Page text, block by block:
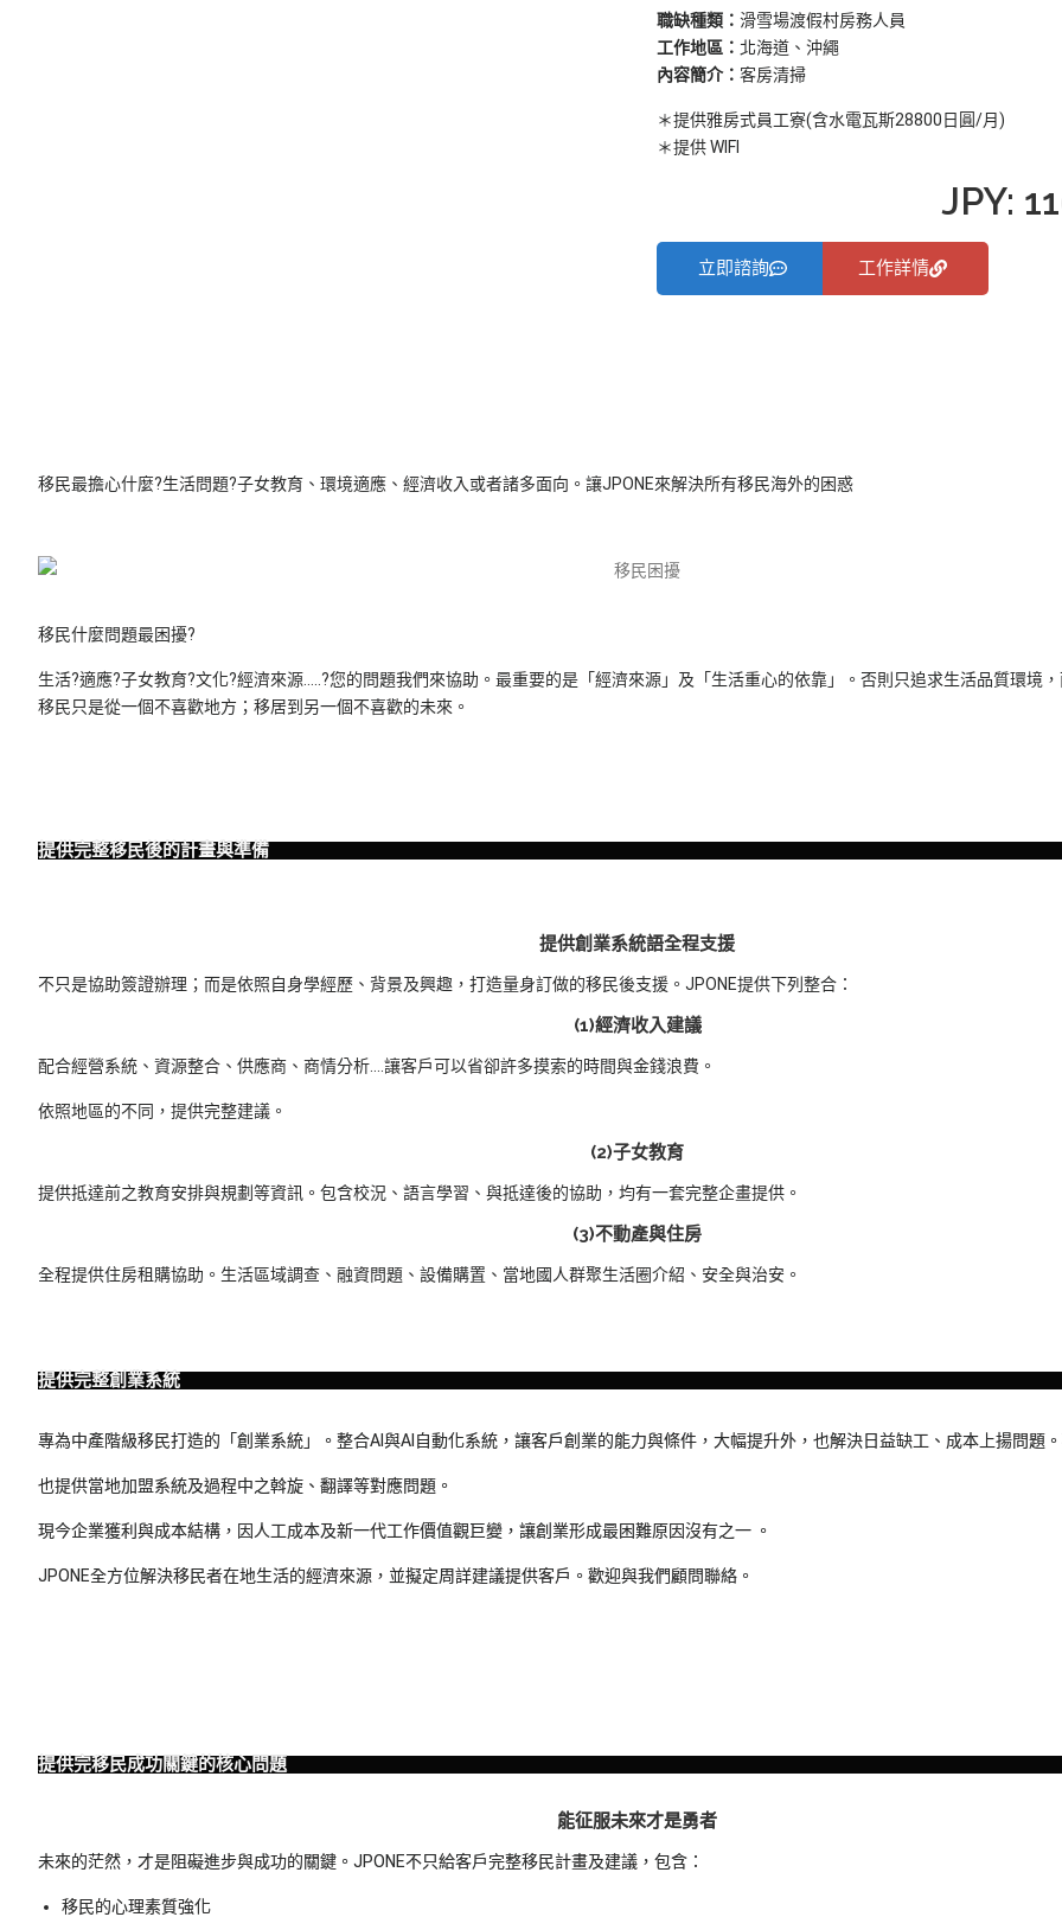
職缺種類： 滑雪場渡假村房務人員
工作地區： 北海道、沖繩
內容簡介： 客房清掃
＊提供雅房式員工寮(含水電瓦斯28800日圓/月)
＊提供 WIFI
JPY:
立即諮詢 工作詳情
移民最擔心什麼?生活問題?子女教育、環境適應、經濟收入或者諸多面向。讓JPONE來解決所有移民海外的困惑
移民什麼問題最困擾?
生活?適應?子女教育?文化?經濟來源…..?您的問題我們來協助。最重要的是「經濟來源」及「生活重心的依靠」。否則只追求生活品質環境
移民只是從一個不喜歡地方；移居到另一個不喜歡的未來。
提供完整移民後的計畫與準備
提供創業系統語全程支援
不只是協助簽證辦理；而是依照自身學經歷、背景及興趣，打造量身訂做的移民後支援。JPONE提供下列整合：
(1)經濟收入建議
配合經營系統、資源整合、供應商、商情分析….讓客戶可以省卻許多摸索的時間與金錢浪費。
依照地區的不同，提供完整建議。
(2)子女教育
提供抵達前之教育安排與規劃等資訊。包含校況、語言學習、與抵達後的協助，均有一套完整企畫提供。
(3)不動產與住房
全程提供住房租購協助。生活區域調查、融資問題、設備購置、當地國人群聚生活圈介紹、安全與治安。
提供完整創業系統
專為中產階級移民打造的「創業系統」。整合AI與AI自動化系統，讓客戶創業的能力與條件，大幅提升外，也解決日益缺工、成本上揚問題
也提供當地加盟系統及過程中之斡旋、翻譯等對應問題。
現今企業獲利與成本結構，因人工成本及新一代工作價值觀巨變，讓創業形成最困難原因沒有之一 。
JPONE全方位解決移民者在地生活的經濟來源，並擬定周詳建議提供客戶。歡迎與我們顧問聯絡。
提供完移民成功關鍵的核心問題
能征服未來才是勇者
未來的茫然，才是阻礙進步與成功的關鍵。JPONE不只給客戶完整移民計畫及建議，包含：
移民的心理素質強化